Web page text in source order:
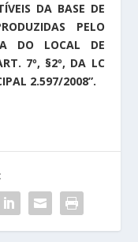
DA BASE DE
PELO
DO LOCAL DE
7º, §2º, DA LC
2.597/2008”.